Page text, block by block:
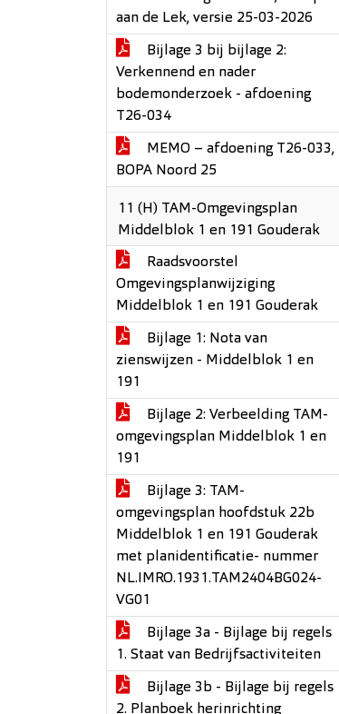
aan de Lek, versie 25-03-2026
Bijlage 3 bij bijlage 2:
Verkennend en nader
bodemonderzoek - afdoening
T26-034
MEMO – afdoening T26-033,
BOPA Noord 25
11 (H) TAM-Omgevingsplan
Middelblok 1 en 191 Gouderak
Raadsvoorstel
Omgevingsplanwijziging
Middelblok 1 en 191 Gouderak
Bijlage 1: Nota van
zienswijzen - Middelblok 1 en
191
Bijlage 2: Verbeelding TAM-
omgevingsplan Middelblok 1 en
191
Bijlage 3: TAM-
omgevingsplan hoofdstuk 22b
Middelblok 1 en 191 Gouderak
met planidentificatie- nummer
NL.IMRO.1931.TAM2404BG024-
VG01
Bijlage 3a - Bijlage bij regels
1. Staat van Bedrijfsactiviteiten
Bijlage 3b - Bijlage bij regels
2. Planboek herinrichting